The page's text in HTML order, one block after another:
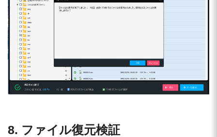
8. ファイル復元検証